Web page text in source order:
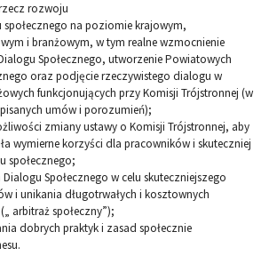
rozwoju
na poziomie krajowym,
i branżowym, w tym realne wzmocnienie
Społecznego, utworzenie Powiatowych
oraz podjęcie rzeczywistego dialogu w
funkcjonujących przy Komisji Trójstronnej (w
umów i porozumień);
zmiany ustawy o Komisji Trójstronnej, aby
wymierne korzyści dla pracowników i skuteczniej
społecznego;
Społecznego w celu skuteczniejszego
i unikania długotrwałych i kosztownych
arbitraż społeczny”);
dobrych praktyk i zasad społecznie